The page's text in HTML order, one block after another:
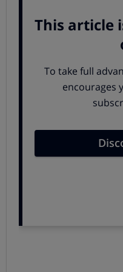
dentro de la cápsula
protectora
que impide
y permite que llegue
No hay que confundir los
fármacos
no modifica ni el sitio,
fármaco y tan solo sirve
luz o de la humedad,